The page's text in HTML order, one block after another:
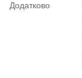
Додатково